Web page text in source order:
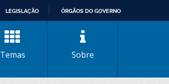
LEGISLAÇÃO ÓRGÃOS DO GOVERNO
Temas Sobre